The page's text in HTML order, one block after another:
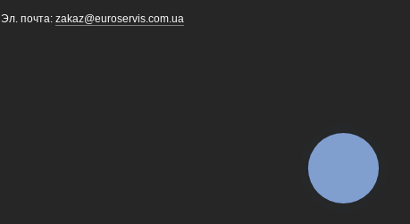
Эл. почта:zakaz@euroservis.com.ua